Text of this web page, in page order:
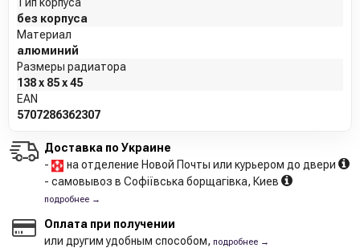
Тип корпуса
без корпуса
Материал
алюминий
Размеры радиатора
138 x 85 x 45
EAN
5707286362307
Доставка по Украине
-
на отделение Новой Почты или курьером до двери
- самовывоз в Софіївська борщагівка, Киев
подробнее →
Оплата при получении
или другим удобным способом, подробнее →